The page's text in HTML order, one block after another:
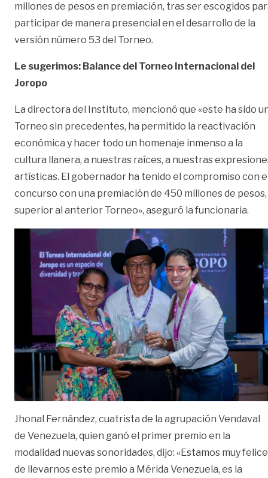
millones de pesos en premiación, tras ser escogidos
participar de manera presencial en el desarrollo de la
versión número 53 del Torneo.
Le sugerimos: Balance del Torneo Internacional del
Joropo
La directora del Instituto, mencionó que «este ha sido
Torneo sin precedentes, ha permitido la reactivación
económica y hacer todo un homenaje inmenso a la
cultura llanera, a nuestras raíces, a nuestras
artísticas. El gobernador ha tenido el compromiso con
concurso con una premiación de 450 millones de pesos,
superior al anterior Torneo», aseguró la funcionaria.
Jhonal Fernández, cuatrista de la agrupación Vendaval
de Venezuela, quien ganó el primer premio en la
modalidad nuevas sonoridades, dijo: «Estamos muy
de llevarnos este premio a Mérida Venezuela, es la